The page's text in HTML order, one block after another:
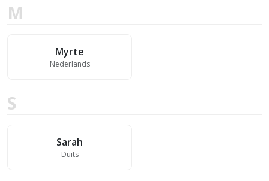
M
Myrte
Nederlands
S
Sarah
Duits